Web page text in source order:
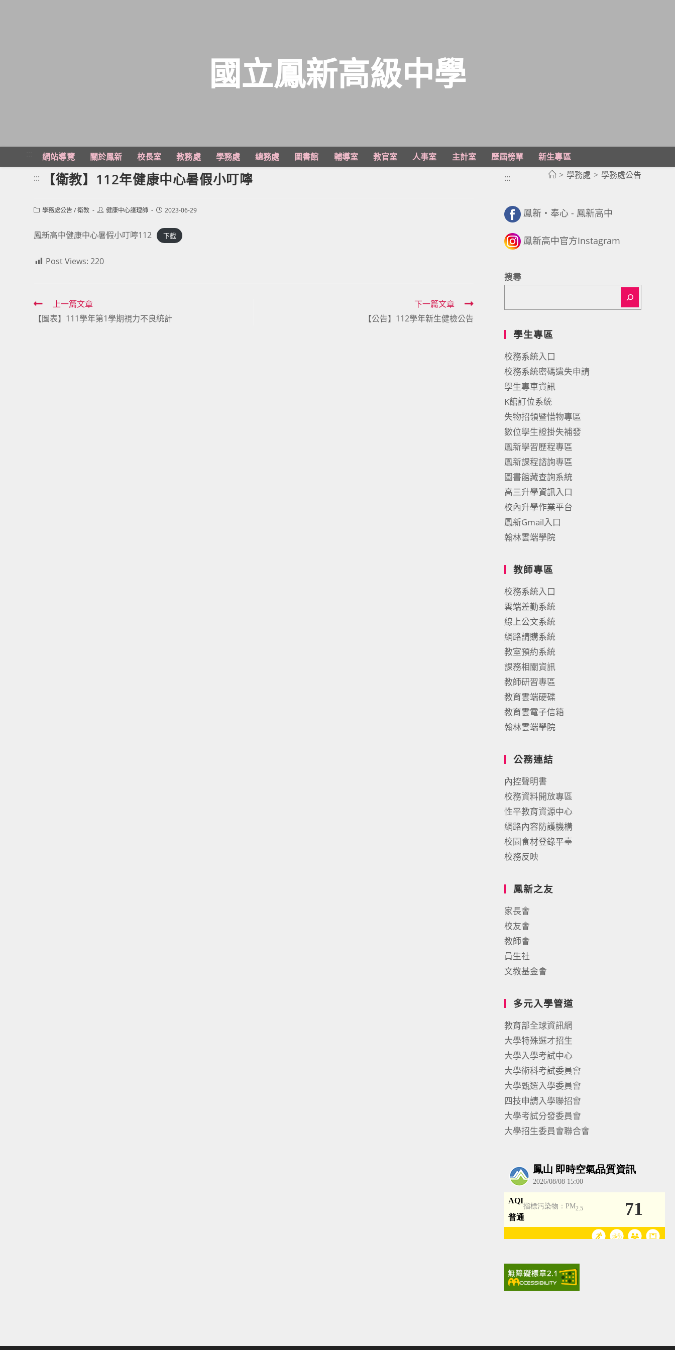
主
國立鳳新高級中學
網站導覽 關於鳳新 校長室 教務處 學務處 總務處 圖書館 輔導室 教官室 人事室 主計室 歷屆榜單
新生專區
> 學務處 > 學務處公告
::: 【衛教】112年健康中心暑假小叮嚀
Post學務處公告/衛教
Post健康中心護理師
Post2023-06-29
鳳新高中健康中心暑假小叮嚀112 下載
Post Views: 220
Read
more
上一篇文章
【圖表】111學年第1學期視力不良統計
下一篇文章
【公告】112學年新生健檢公告
:::
鳳新・奉心 - 鳳新高中
鳳新高中官方Instagram
搜尋
學生專區
校務系統入口
校務系統密碼遺失申請
學生專車資訊
K館訂位系統
失物招領暨惜物專區
數位學生證掛失補發
鳳新學習歷程專區
鳳新課程諮詢專區
圖書館藏查詢系統
高三升學資訊入口
校內升學作業平台
鳳新Gmail入口
翰林雲端學院
教師專區
校務系統入口
雲端差勤系統
線上公文系統
網路請購系統
教室預約系統
課務相關資訊
教師研習專區
教育雲端硬碟
教育雲電子信箱
翰林雲端學院
公務連結
內控聲明書
校務資料開放專區
性平教育資源中心
網路內容防護機構
校園食材登錄平臺
校務反映
鳳新之友
家長會
校友會
教師會
員生社
文教基金會
多元入學管道
教育部全球資訊網
大學特殊選才招生
大學入學考試中心
大學術科考試委員會
大學甄選入學委員會
四技申請入學聯招會
大學考試分發委員會
大學招生委員會聯合會